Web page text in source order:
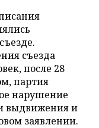
съезда
после 28
партия
нарушение
выдвижения и
заявлении.